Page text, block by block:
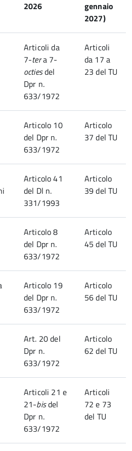
2026
gennaio
2027)
Articoli da
7-tera 7-
octiesdel
Dpr n.
633/1972
Articoli
da 17 a
23 del TU
Articolo 10
del Dpr n.
633/1972
Articolo
37 del TU
Articolo 41
del Dl n.
331/1993
Articolo
39 del TU
Articolo 8
del Dpr n.
633/1972
Articolo
45 del TU
Articolo 19
del Dpr n.
633/1972
Articolo
56 del TU
Art. 20 del
Dpr n.
633/1972
Articolo
62 del TU
Articoli 21 e
21-bisdel
Dpr n.
633/1972
Articoli
72 e 73
del TU